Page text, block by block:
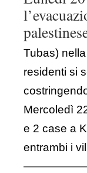
Tubas)
residenti si
Mercoledì
e 2 case a
entrambi i